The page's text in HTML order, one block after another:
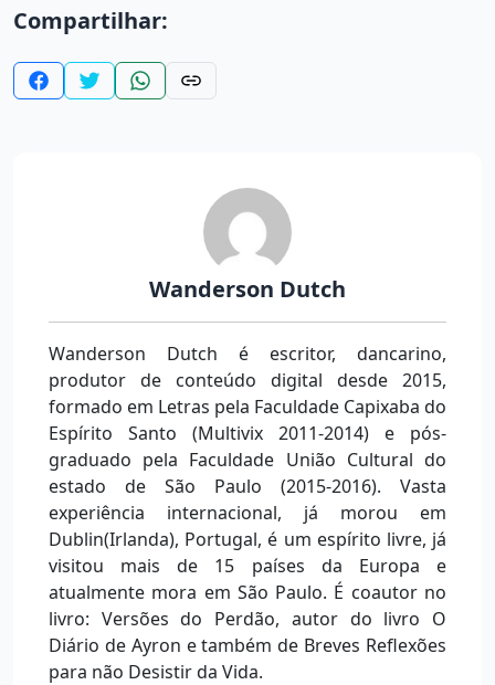
Compartilhar:
Wanderson Dutch
Wanderson Dutch é escritor, dancarino,
produtor de conteúdo digital desde 2015,
formado em Letras pela Faculdade Capixaba do
Espírito Santo (Multivix 2011-2014) e pós-
graduado pela Faculdade União Cultural do
estado de São Paulo (2015-2016). Vasta
experiência internacional, já morou em
Dublin(Irlanda), Portugal, é um espírito livre, já
visitou mais de 15 países da Europa e
atualmente mora em São Paulo. É coautor no
livro: Versões do Perdão, autor do livro O
Diário de Ayron e também de Breves Reflexões
para não Desistir da Vida.